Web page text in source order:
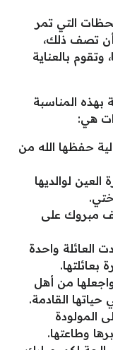
التي تمر
أن تصف ذلك،
وتقوم بالعناية
بهذه المناسبة
هي:
حفظها الله من
العين لوالديها
مبروك على
العائلة واحدة
بعائلتها.
من أهل
حياتها القادمة.
المولودة
وطاعتها.